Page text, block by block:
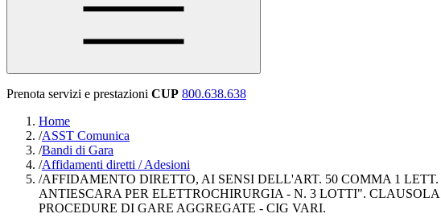
Prenota servizi e prestazioni CUP 800.638.638
Home
/ASST Comunica
/Bandi di Gara
/Affidamenti diretti / Adesioni
/AFFIDAMENTO DIRETTO, AI SENSI DELL'ART. 50 COMMA 1
ANTIESCARA PER ELETTROCHIRURGIA - N. 3 LOTTI".
PROCEDURE DI GARE AGGREGATE - CIG VARI.